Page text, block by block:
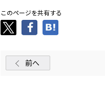
このページを共有する
前へ